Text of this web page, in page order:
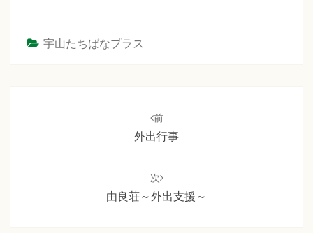
宇山たちばなプラス
前
外出行事
次
由良荘～外出支援～